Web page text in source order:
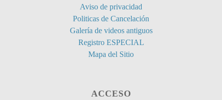
Aviso de privacidad
Politicas de Cancelación
Galería de videos antiguos
Registro ESPECIAL
Mapa del Sitio
ACCESO